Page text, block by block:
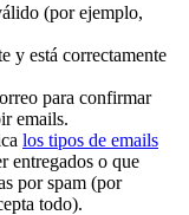
(por ejemplo,
y está correctamente
para confirmar
emails.
los tipos de emails
entregados o que
por spam (por
todo).